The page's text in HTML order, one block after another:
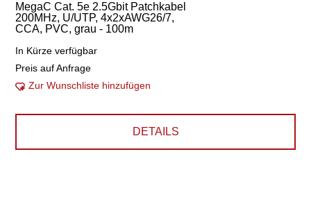
MegaC Cat. 5e 2.5Gbit Patchkabel
200MHz, U/UTP, 4x2xAWG26/7,
CCA, PVC, grau - 100m
In Kürze verfügbar
Preis auf Anfrage
Zur Wunschliste hinzufügen
DETAILS